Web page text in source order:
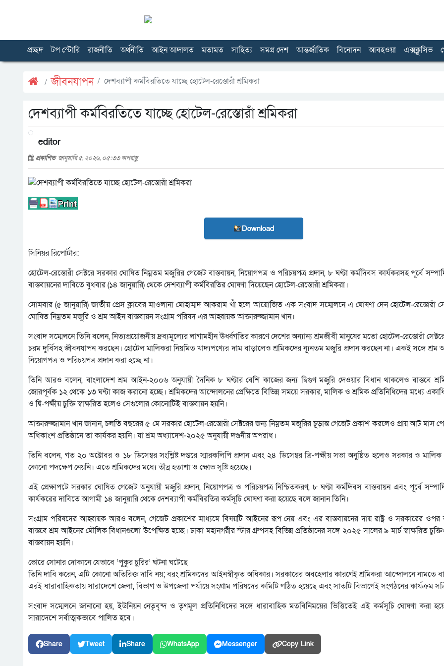
প্রচ্ছদ টপ স্টোরি রাজনীতি অর্থনীতি আইন আদালত মতামত সাহিত্য সমগ্র দেশ আন্তর্জাতিক বিনোদন আবহওয়া এক্সক্লুসিভ
জীবনযাপন দেশব্যাপী কর্মবিরতিতে যাচ্ছে হোটেল-রেস্তোরাঁ শ্রমিকরা
দেশব্যাপী কর্মবিরতিতে যাচ্ছে হোটেল-রেস্তোরাঁ শ্রমিকরা
editor
প্রকাশিত জানুয়ারি ৫, ২০২৬, ০৫:৩৩ অপরাহ্ণ
Download
সিনিয়র রিপোর্টার:
হোটেল-রেস্তোরাঁ সেক্টরে সরকার ঘোষিত নিম্নতম মজুরির গেজেট বাস্তবায়ন, নিয়োগপত্র ও পরিচয়পত্র প্রদান, ৮ ঘণ্টা কর্মদিবস কার্যকরসহ পূর্বে
বাস্তবায়নের দাবিতে বুধবার (১৪ জানুয়ারি) থেকে দেশব্যাপী কর্মবিরতির ঘোষণা দিয়েছেন হোটেল-রেস্তোরাঁ শ্রমিকরা।
সোমবার (৫ জানুয়ারি) জাতীয় প্রেস ক্লাবের মাওলানা মোহাম্মদ আকরাম খাঁ হলে আয়োজিত এক সংবাদ সম্মেলনে এ ঘোষণা দেন হোটেল-রেস্তোরাঁ
ঘোষিত নিম্নতম মজুরি ও শ্রম আইন বাস্তবায়ন সংগ্রাম পরিষদ এর আহ্বায়ক আক্তারুজ্জামান খান।
সংবাদ সম্মেলনে তিনি বলেন, নিত্যপ্রয়োজনীয় দ্রব্যমূল্যের লাগামহীন ঊর্ধ্বগতির কারণে দেশের অন্যান্য শ্রমজীবী মানুষের মতো হোটেল-রেস্তোরাঁ
চরম দুর্বিসহ জীবনযাপন করছেন। হোটেল মালিকরা নিয়মিত খাদ্যপণ্যের দাম বাড়ালেও শ্রমিকদের ন্যূনতম মজুরি প্রদান করছেন না। একই সঙ্গে শ্রম
নিয়োগপত্র ও পরিচয়পত্র প্রদান করা হচ্ছে না।
তিনি আরও বলেন, বাংলাদেশ শ্রম আইন-২০০৬ অনুযায়ী দৈনিক ৮ ঘণ্টার বেশি কাজের জন্য দ্বিগুণ মজুরি দেওয়ার বিধান থাকলেও বাস্তবে
জোরপূর্বক ১২ থেকে ১৩ ঘণ্টা কাজ করানো হচ্ছে। শ্রমিকদের আন্দোলনের প্রেক্ষিতে বিভিন্ন সময়ে সরকার, মালিক ও শ্রমিক প্রতিনিধিদের মধ্যে
ও দ্বি-পক্ষীয় চুক্তি স্বাক্ষরিত হলেও সেগুলোর কোনোটিই বাস্তবায়ন হয়নি।
আক্তারুজ্জামান খান জানান, চলতি বছরের ৫ মে সরকার হোটেল-রেস্তোরাঁ সেক্টরের জন্য নিম্নতম মজুরির চূড়ান্ত গেজেট প্রকাশ করলেও প্রায় আট মাস
অধিকাংশ প্রতিষ্ঠানে তা কার্যকর হয়নি। যা শ্রম অধ্যাদেশ-২০২৫ অনুযায়ী দণ্ডনীয় অপরাধ।
তিনি বলেন, গত ২০ অক্টোবর ও ১৮ ডিসেম্বর সংশ্লিষ্ট দপ্তরে স্মারকলিপি প্রদান এবং ২৪ ডিসেম্বর ত্রি-পক্ষীয় সভা অনুষ্ঠিত হলেও সরকার ও
কোনো পদক্ষেপ নেয়নি। এতে শ্রমিকদের মধ্যে তীব্র হতাশা ও ক্ষোভ সৃষ্টি হয়েছে।
এই প্রেক্ষাপটে সরকার ঘোষিত গেজেট অনুযায়ী মজুরি প্রদান, নিয়োগপত্র ও পরিচয়পত্র নিশ্চিতকরণ, ৮ ঘণ্টা কর্মদিবস বাস্তবায়ন এবং পূর্বে
কার্যকরের দাবিতে আগামী ১৪ জানুয়ারি থেকে দেশব্যাপী কর্মবিরতির কর্মসূচি ঘোষণা করা হয়েছে বলে জানান তিনি।
সংগ্রাম পরিষদের আহ্বায়ক আরও বলেন, গেজেট প্রকাশের মাধ্যমে বিষয়টি আইনের রূপ নেয় এবং এর বাস্তবায়নের দায় রাষ্ট্র ও সরকারের ওপর
বাস্তবে শ্রম আইনের মৌলিক বিধানগুলো উপেক্ষিত হচ্ছে। ঢাকা মহানগরীর স্টার গ্রুপসহ বিভিন্ন প্রতিষ্ঠানের সঙ্গে ২০২৫ সালের ৯ মার্চ স্বাক্ষরিত
বাস্তবায়ন হয়নি।
ভোরে সোনার দোকানে যেভাবে ‘পুকুর চুরির’ ঘটনা ঘটেছে
তিনি দাবি করেন, এটি কোনো অতিরিক্ত দাবি নয়; বরং শ্রমিকদের আইনস্বীকৃত অধিকার। সরকারের অবহেলার কারণেই শ্রমিকরা আন্দোলনে নামতে
এরই ধারাবাহিকতায় সারাদেশে জেলা, বিভাগ ও উপজেলা পর্যায়ে সংগ্রাম পরিষদের কমিটি গঠিত হয়েছে এবং সাতটি বিভাগেই সংগঠনের কার্যক্রম
সংবাদ সম্মেলনে জানানো হয়, ইউনিয়ন নেতৃবৃন্দ ও তৃণমূল প্রতিনিধিদের সঙ্গে ধারাবাহিক মতবিনিময়ের ভিত্তিতেই এই কর্মসূচি ঘোষণা করা
সারাদেশে সর্বাত্মকভাবে পালিত হবে।
Share Tweet Share WhatsApp Messenger Copy Link